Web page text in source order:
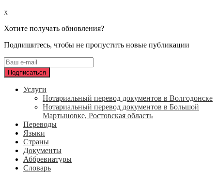
x
Хотите получать обновления?
Подпишитесь, чтобы не пропустить новые публикации
Услуги
Нотариальный перевод документов в Волгодонске
Нотариальный перевод документов в Большой
Мартыновке, Ростовская область
Переводы
Языки
Страны
Документы
Аббревиатуры
Словарь